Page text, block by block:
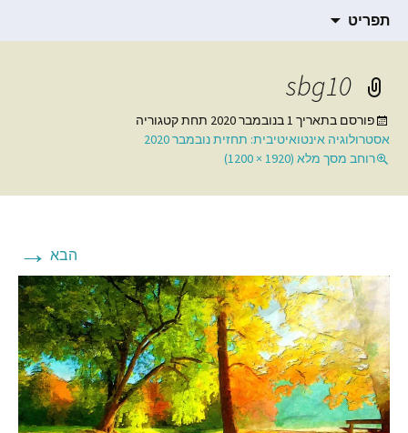
הבלוג של סמדר ברגמן
תרגום חומרים רוחניים
תפריט
sbg10
פורסם בתאריך 1 בנובמבר 2020
תחת קטגוריה
אסטרולוגיה אינטואיטיבית: תחזית נובמבר 2020
רוחב מסך מלא (1920 × 1200)
הבא →